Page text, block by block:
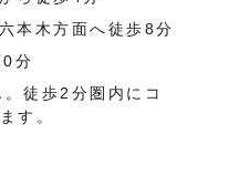
本木方面へ徒歩8分
分
徒歩2分圏内にコ
す。